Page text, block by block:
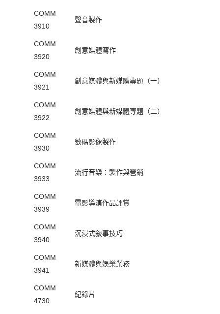
COMM
3910
聲音製作
COMM
3920
創意媒體寫作
COMM
3921
創意媒體與新媒體專題（一）
COMM
3922
創意媒體與新媒體專題（二）
COMM
3930
數碼影像製作
COMM
3933
流行音樂：製作與營銷
COMM
3939
電影導演作品評賞
COMM
3940
沉浸式敍事技巧
COMM
3941
新媒體與娛樂業務
COMM
4730
紀錄片